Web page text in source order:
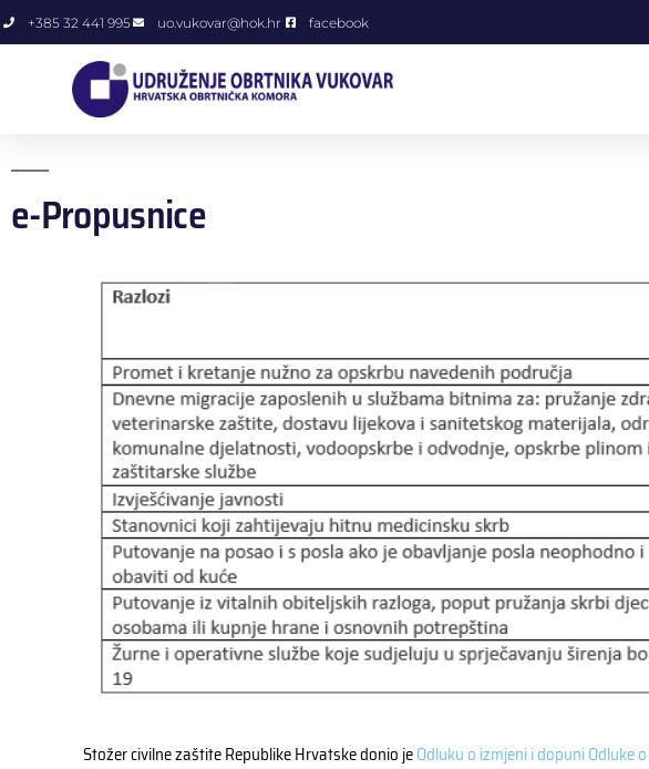
+385 32 441 995 uo.vukovar@hok.hr facebook
e-Propusnice
Stožer civilne zaštite Republike Hrvatske donio jeOdluku o izmjeni i dopuni